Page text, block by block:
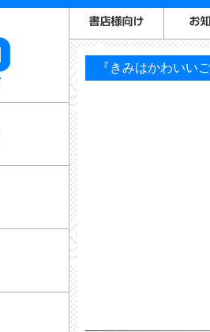
『きみはかわいい